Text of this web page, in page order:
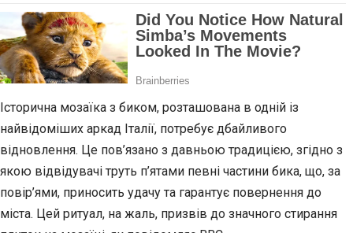
Історична мозаїка з биком, розташована в одній із
найвідоміших аркад Італії, потребує дбайливого
відновлення. Це пов’язано з давньою традицією, згідно з
якою відвідувачі труть п’ятами певні частини бика, що, за
повір’ями, приносить удачу та гарантує повернення до
міста. Цей ритуал, на жаль, призвів до значного стирання